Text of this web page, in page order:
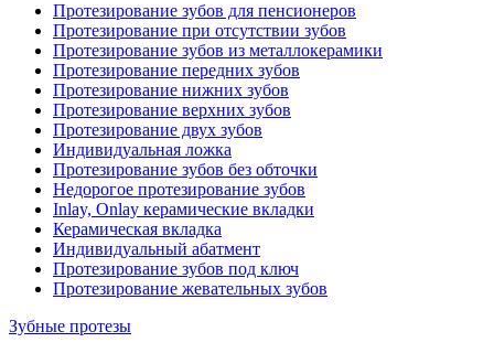
Протезирование зубов для пенсионеров
Протезирование при отсутствии зубов
Протезирование зубов из металлокерамики
Протезирование передних зубов
Протезирование нижних зубов
Протезирование верхних зубов
Протезирование двух зубов
Индивидуальная ложка
Протезирование зубов без обточки
Недорогое протезирование зубов
Inlay, Onlay керамические вкладки
Керамическая вкладка
Индивидуальный абатмент
Протезирование зубов под ключ
Протезирование жевательных зубов
Зубные протезы